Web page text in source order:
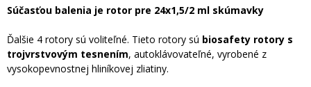
Súčasťou balenia je rotor pre 24x1,5/2 ml skúmavky
Ďalšie 4 rotory sú voliteľné. Tieto rotory sú biosafety rotory s
trojvrstvovým tesnením, autoklávovateľné, vyrobené z
vysokopevnostnej hliníkovej zliatiny.